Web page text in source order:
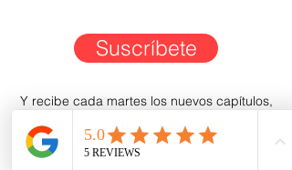
Suscríbete
Y recibe cada martes los nuevos capítulos,
directo en tu correo.